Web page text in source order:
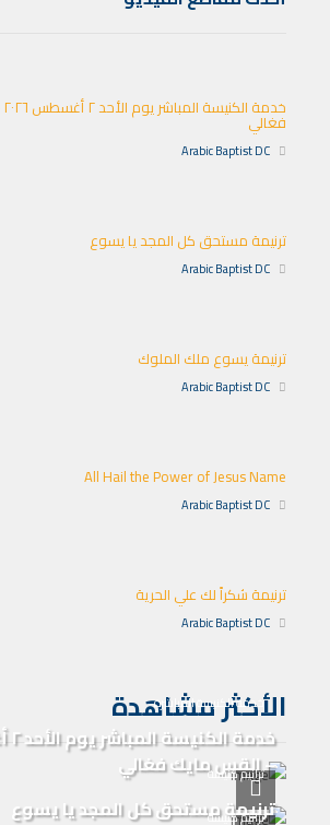
فغالي
Arabic Baptist DC
ترنيمة مستحق كل المجد يا يسوع
Arabic Baptist DC
ترنيمة يسوع ملك الملوك
Arabic Baptist DC
All Hail the Power of Jesus Name
Arabic Baptist DC
ترنيمة شكراً لك علي الحرية
Arabic Baptist DC
الأكثر مشاهدة
خدمة الكنيسة المباشرة
– القس مايك فغالي
ترانيم كنيسة
ترنيمة مستحق كل المجد يا يسوع
ترانيم كنيسة